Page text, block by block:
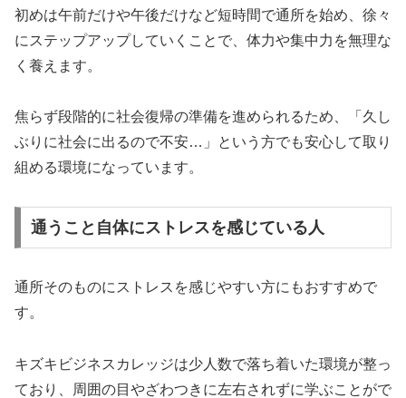
初めは午前だけや午後だけなど短時間で通所を始め、徐々
にステップアップしていくことで、体力や集中力を無理な
く養えます。
焦らず段階的に社会復帰の準備を進められるため、「久し
ぶりに社会に出るので不安…」という方でも安心して取り
組める環境になっています。
通うこと自体にストレスを感じている人
通所そのものにストレスを感じやすい方にもおすすめで
す。
キズキビジネスカレッジは少人数で落ち着いた環境が整っ
ており、周囲の目やざわつきに左右されずに学ぶことがで